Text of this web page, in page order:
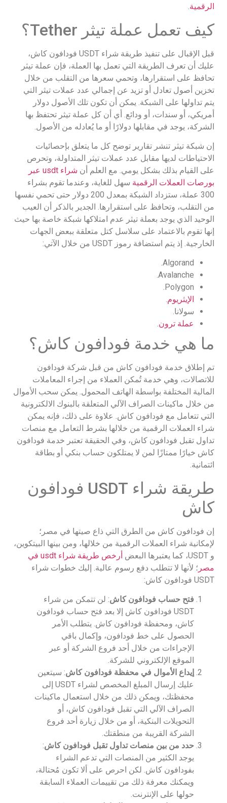
الرقمية.
كيف تعمل عملة تيثر Tether؟
قبل الإقبال على تنفيذ طريقة شراء USDT فودافون كاش،
عليك أن تعرف الطريقة التي تعمل بها العملة، فإن عملة تيثر
تحافظ على استقرارها، وتحمي سعرها من التقلب من خلال
تخزين أصول تعادل أو تزيد عن إجمالي عدد عملات تيثر التي
يتم تداولها على الشبكة. يمكن أن تكون تلك الأصول دولار
أمريكي، أو سندات، أو ودائع. أي أن كل عملة تيثر تحتفظ بها
الشركة، يوجد في مقابلها دولارًا أو ما يُعادله من الأصول.
إن شبكة تيثر تنشر تقارير توضح كل ما يتعلق بإحصائيات
الاحتياطات لديها مقابل عدد عملات تيثر المتداولة، وتحرص
على القيام بذلك بشكل يومي. مع العلم أن
شراء usdt عبر
بورصات العملات الرقمية سهل للغاية، وعندما تقوم بشراء
300 عملة، ستزداد الشبكة بمعدل 200 دولار حتى تحمي نفسها
من التقلب، وتحافظ على استقرارها. الجدير بالذكر أن العيب
الوحيد الذي يوجد بعملة تيثر عدم امتلاكها شبكة خاصة بها حيث
إنها تقوم بالاعتماد على سلاسل كتل متعلقة ببعض الجهات
الخارجية. إذ يتم استضافة رموز USDT من خلال الآتي:
Algorand.
Avalanche.
Polygon.
الإيثريوم.
سولانا.
عملة ترون.
ما هي خدمة فودافون كاش؟
تم إطلاق خدمة فودافون كاش من قبل شركة فودافون
للاتصالات، وهي خدمة تُمكن العملاء من إجراء المعاملات
المالية المختلفة بواسطة الهاتف المحمول. يمكن سحب الأموال
من خلال ماكينات الصراف الآلي المتعلقة بالبنوك الالكترونية
التي تتعامل مع فودافون كاش. علاوة على ذلك، فإنه يمكن
شراء العملات الرقمية من خلالها بشرط التعامل مع منصات
تداول تقبل فودافون كاش، وفي الحقيقة تعتبر خدمة فودافون
كاش خيارًا ممتازًا لمن لا يمتلكون حساب بنكي أو بطاقة
ائتمانية.
طريقة شراء USDT فودافون
كاش
إن فودافون كاش من الطرق التي ذاع صيتها في مصر؛
لإمكانية شراء العملات الرقمية من خلالها، ومن بينها البيتكوين،
و USDT، كما يعتبرها البعض
أرخص طريقة شراء usdt في
مصر ؛ لأنها لا تتطلب دفع رسوم عالية. إليك خطوات شراء
USDT فودافون كاش:
فتح حساب فودافون كاش: لن تتمكن من شراء
USDT فودافون كاش إلا بعد فتح حساب فودافون
كاش، ومحفظة فودافون كاش. يتطلب الأمر
الحصول على خط فودافون، وإكمال باقي
الإجراءات من خلال أحد فروع الشركة أو عبر
الموقع الإلكتروني للشركة.
إيداع الأموال في محفظة فودافون كاش: سيتعين
عليك إرسال المبلغ المخصص لشراء USDT إلى
محفظتك، ويمكن ذلك من خلال استعمال ماكينات
الصراف الآلي التي تقبل فودافون كاش، أو
التحويلات البنكية، أو من خلال زيارة أحد فروع
الشركة القريبة من منطقتك.
حدد من بين منصات تداول تقبل فودافون كاش:
يوجد الكثير من المنصات التي تدعم الشراء
بفودافون كاش. لكن احرص على ألا تكون مُحتالة،
ويمكنك معرفة ذلك من تقييمات العملاء السابقة
حولها على الإنترنت.